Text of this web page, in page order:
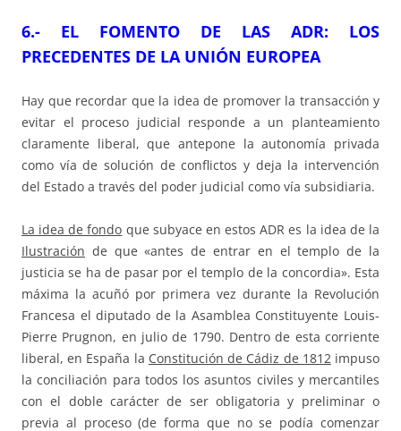
6.- EL FOMENTO DE LAS ADR: LOS
PRECEDENTES DE LA UNIÓN EUROPEA
Hay que recordar que la idea de promover la transacción y
evitar el proceso judicial responde a un planteamiento
claramente liberal, que antepone la autonomía privada
como vía de solución de conflictos y deja la intervención
del Estado a través del poder judicial como vía subsidiaria.
La idea de fondo que subyace en estos ADR es la idea de la
Ilustración de que «antes de entrar en el templo de la
justicia se ha de pasar por el templo de la concordia». Esta
máxima la acuñó por primera vez durante la Revolución
Francesa el diputado de la Asamblea Constituyente Louis-
Pierre Prugnon, en julio de 1790. Dentro de esta corriente
liberal, en España la Constitución de Cádiz de 1812impuso
la conciliación para todos los asuntos civiles y mercantiles
con el doble carácter de ser obligatoria y preliminar o
previa al proceso (de forma que no se podía comenzar